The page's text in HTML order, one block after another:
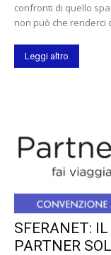
confronti di quello
non può che renderci
Leggi altro
SFERANET:
PARTNER